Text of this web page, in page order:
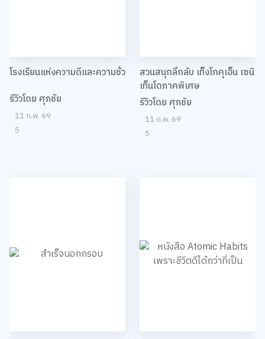
โรงเรียนแห่งความดีและความชั่ว
รีวิวโดย ศุภชัย
11 ก.พ. 69
5
สวนสนุกลึกลับ เท็งโกคุเอ็น เซนิ
เท็นโดภาคพิเศษ
รีวิวโดย ศุภชัย
11 ก.พ. 69
5